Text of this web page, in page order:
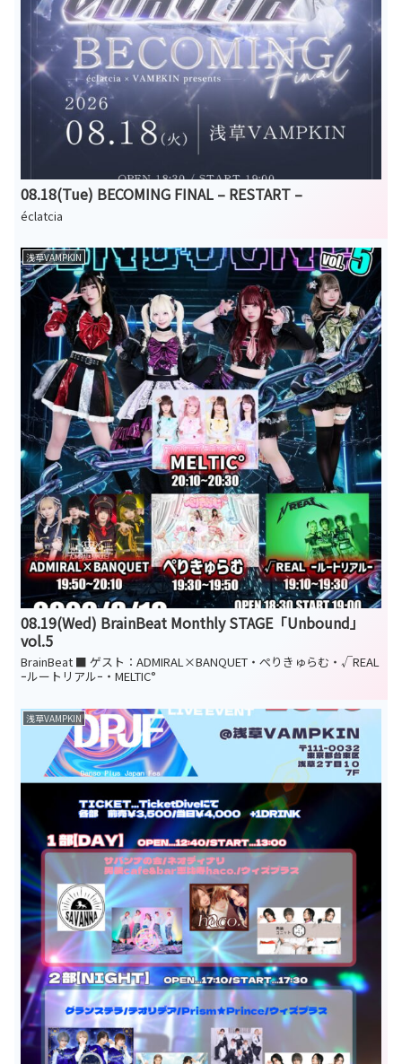
08.18(Tue) BECOMING FINAL – RESTART –
éclatcia
浅草VAMPKIN
08.19(Wed) BrainBeat Monthly STAGE「Unbound」
vol.5
BrainBeat ■ ゲスト：ADMIRAL×BANQUET・ぺりきゅらむ・√REAL
ｰルートリアルｰ・MELTIC°
浅草VAMPKIN